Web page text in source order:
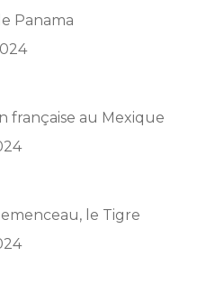
Panama
française au Mexique
le Tigre